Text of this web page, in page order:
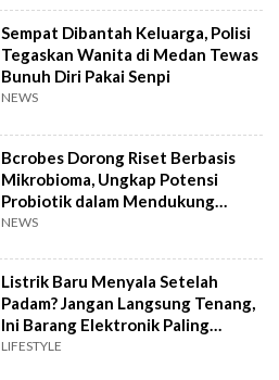
Sempat Dibantah Keluarga, Polisi
Tegaskan Wanita di Medan Tewas
Bunuh Diri Pakai Senpi
NEWS
Bcrobes Dorong Riset Berbasis
Mikrobioma, Ungkap Potensi
Probiotik dalam Mendukung
Terapi Jerawat
NEWS
Listrik Baru Menyala Setelah
Padam? Jangan Langsung Tenang,
Ini Barang Elektronik Paling
Rawan Rusak
LIFESTYLE